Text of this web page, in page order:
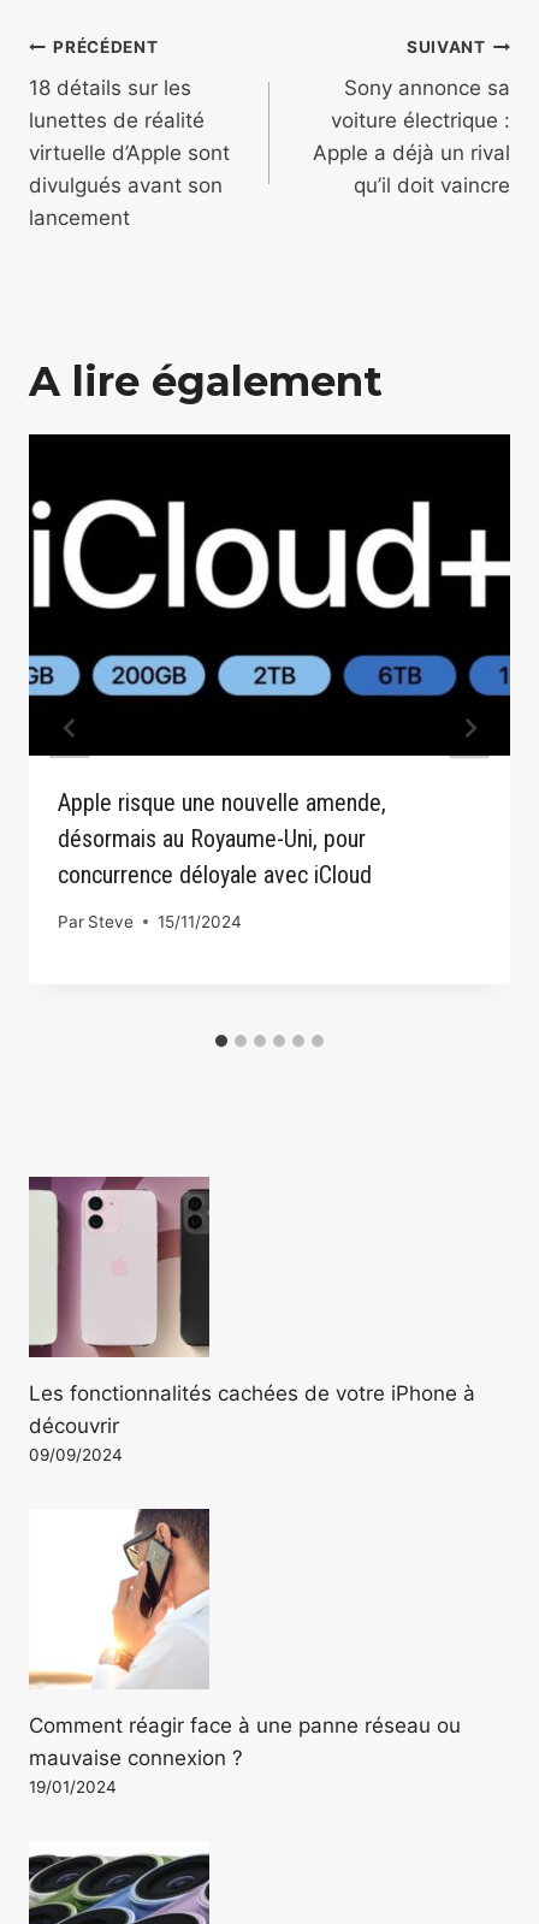
Navigation
de
l’article
PRÉCÉDENT
18 détails sur les
lunettes de réalité
virtuelle d’Apple sont
divulgués avant son
lancement
SUIVANT
Sony annonce sa
voiture électrique :
Apple a déjà un rival
qu’il doit vaincre
A lire également
Apple risque une nouvelle amende,
désormais au Royaume-Uni, pour
concurrence déloyale avec iCloud
Par Steve 15/11/2024
Les fonctionnalités cachées de votre iPhone à
découvrir
09/09/2024
Comment réagir face à une panne réseau ou
mauvaise connexion ?
19/01/2024